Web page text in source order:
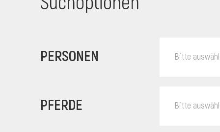
PERSONEN Bitte
PFERDE Bitte